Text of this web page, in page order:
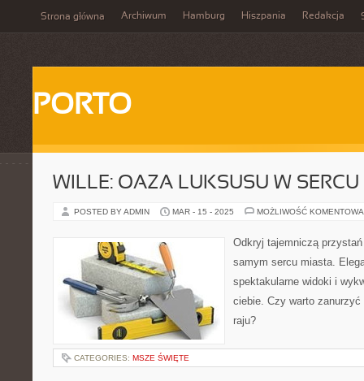
Strona główna Archiwum Hamburg Hiszpania Redakcja
PORTO
WILLE: OAZA LUKSUSU W
POSTED BY ADMIN MAR - 15 - 2025 MOŻLIWOŚĆ
Odkryj tajemniczą
samym sercu miasta.
spektakularne widoki i
ciebie. Czy warto zanurzyć
raju?
CATEGORIES: MSZE ŚWIĘTE